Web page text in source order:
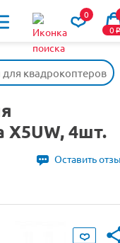
0
0o
для квадрокоптеров
X5UW, 4шт.
Оставить